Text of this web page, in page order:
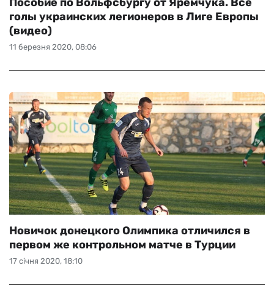
11 березня 2020, 08:06
голы украинских легионеров в Лиге Европы
(видео)
17 січня 2020, 18:10
Новичок донецкого Олимпика отличился в
первом же контрольном матче в Турции